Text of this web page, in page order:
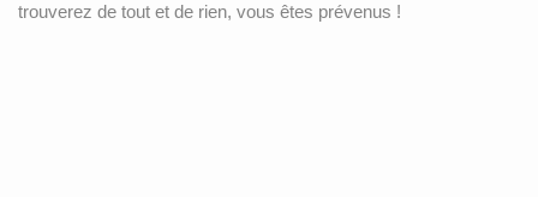
trouverez de tout et de rien, vous êtes prévenus !